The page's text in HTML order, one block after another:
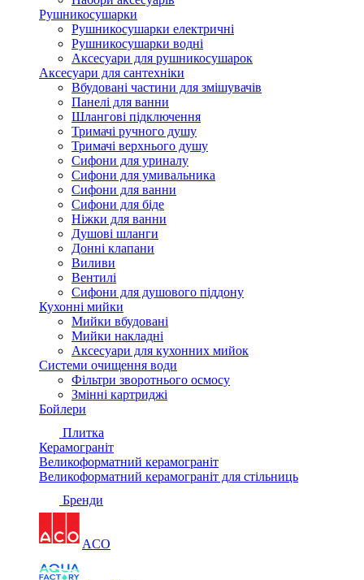
Рушникосушарки
Рушникосушарки електричні
Рушникосушарки водні
Аксесуари для рушникосушарок
Аксесуари для сантехніки
Вбудовані частини для змішувачів
Панелі для ванни
Шлангові підключення
Тримачі ручного душу
Тримачі верхнього душу
Сифони для уриналу
Сифони для умивальника
Сифони для ванни
Сифони для біде
Ніжки для ванни
Душові шланги
Донні клапани
Виливи
Вентилі
Сифони для душового піддону
Кухонні мийки
Мийки вбудовані
Мийки накладні
Аксесуари для кухонних мийок
Системи очищення води
Фільтри зворотнього осмосу
Змінні картриджі
Бойлери
Плитка
Керамограніт
Великоформатний керамограніт
Великоформатний керамограніт для стільниць
Бренди
ACO